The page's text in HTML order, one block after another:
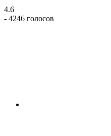
4.6
- 4246 голосов